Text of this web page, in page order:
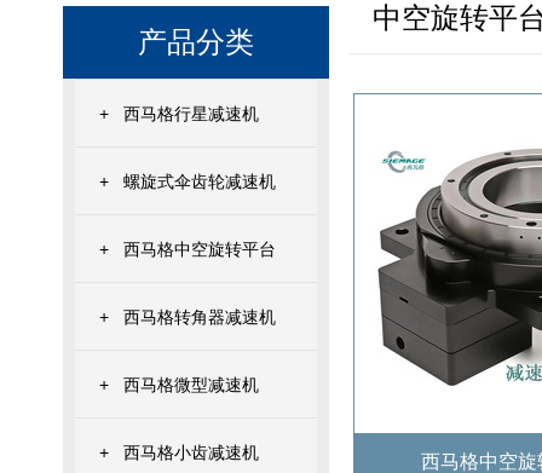
产品分类
+ 西马格行星减速机
+ 螺旋式伞齿轮减速机
+ 西马格中空旋转平台
+ 西马格转角器减速机
+ 西马格微型减速机
+ 西马格小齿减速机
中空旋转平
西马格中空